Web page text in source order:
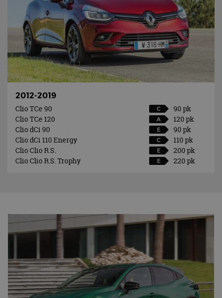
2012-2019
Clio TCe 90
C
90 pk
Clio TCe 120
A
120 pk
Clio dCi 90
E
90 pk
Clio dCi 110 Energy
C
110 pk
Clio Clio R.S.
E
200 pk
Clio Clio R.S. Trophy
E 220 pk